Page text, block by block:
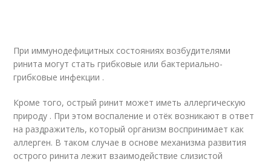
При иммунодефицитных состояниях возбудителями
ринита могут стать грибковые или бактериально-
грибковые инфекции .
Кроме того, острый ринит может иметь аллергическую
природу . При этом воспаление и отёк возникают в ответ
на раздражитель, который организм воспринимает как
аллерген. В таком случае в основе механизма развития
острого ринита лежит взаимодействие слизистой